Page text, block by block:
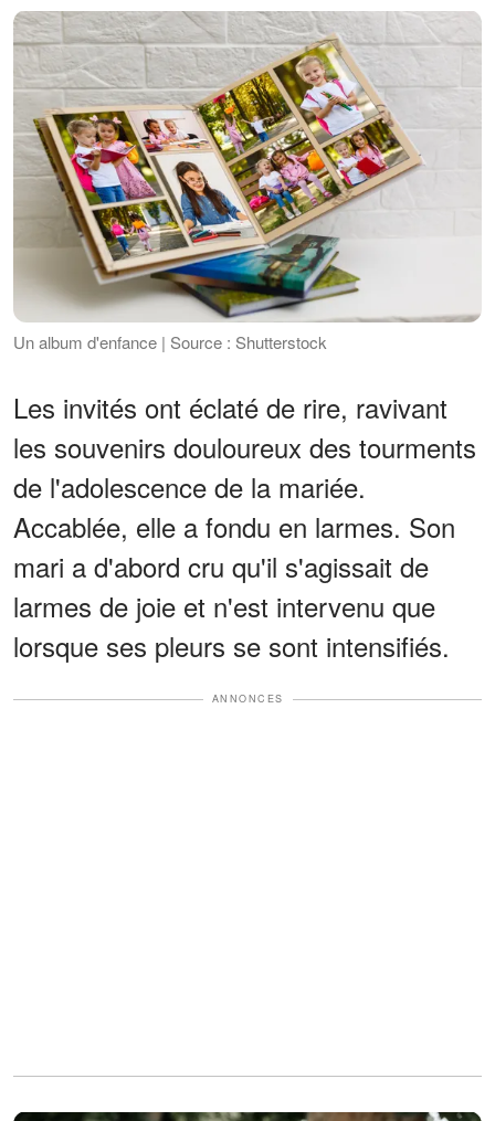
Un album d'enfance | Source : Shutterstock
Les invités ont éclaté de rire, ravivant
les souvenirs douloureux des tourments
de l'adolescence de la mariée.
Accablée, elle a fondu en larmes. Son
mari a d'abord cru qu'il s'agissait de
larmes de joie et n'est intervenu que
lorsque ses pleurs se sont intensifiés.
ANNONCES